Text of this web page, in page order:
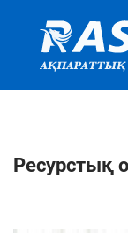
Ресурстық